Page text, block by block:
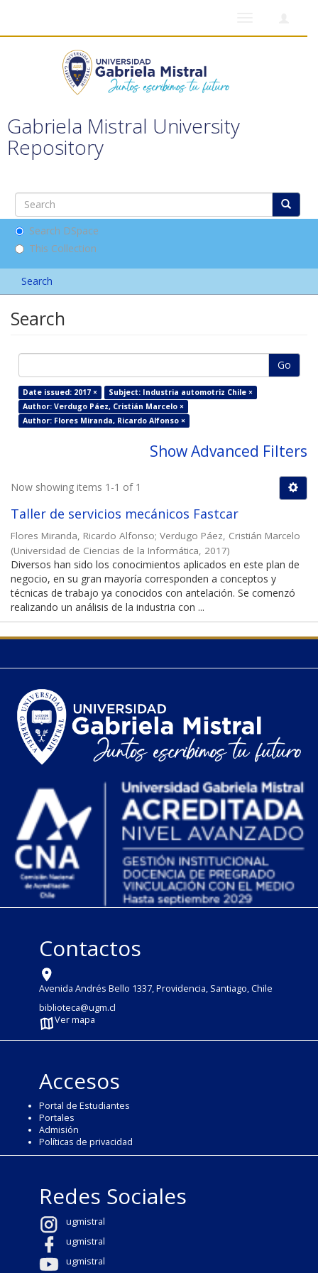
Gabriela Mistral University
Repository
Search DSpace
This Collection
Search
Search
Go
Date issued: 2017 ×
Subject: Industria automotriz Chile ×
Author: Verdugo Páez, Cristián Marcelo ×
Author: Flores Miranda, Ricardo Alfonso ×
Show Advanced Filters
Now showing items 1-1 of 1
Taller de servicios mecánicos Fastcar
Flores Miranda, Ricardo Alfonso; Verdugo Páez, Cristián Marcelo
(Universidad de Ciencias de la Informática, 2017)
Diversos han sido los conocimientos aplicados en este plan de
negocio, en su gran mayoría corresponden a conceptos y
técnicas de trabajo ya conocidos con antelación. Se comenzó
realizando un análisis de la industria con ...
Contactos
Avenida Andrés Bello 1337, Providencia, Santiago, Chile
biblioteca@ugm.cl
Ver mapa
Accesos
Portal de Estudiantes
Portales
Admisión
Políticas de privacidad
Redes Sociales
ugmistral
ugmistral
ugmistral